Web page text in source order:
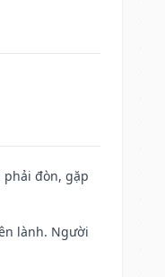
phải đòn, gặp
lành. Người